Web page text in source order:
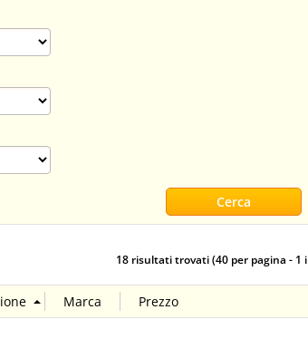
18 risultati trovati (40 per pagina - 1